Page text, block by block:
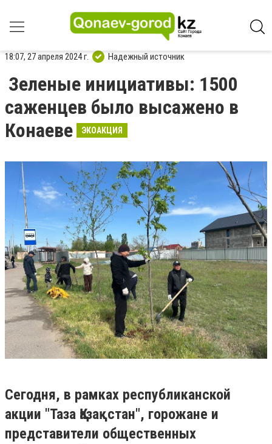
18:07, 27 апреля 2024 г. Надежный источник
Зеленые инициативы: 1500
саженцев было высажено в
Конаеве
ЭКОАКЦИЯ
Сегодня, в рамках республиканской
акции "Таза Қазақстан", горожане и
представители общественных